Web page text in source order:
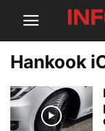
Hankook